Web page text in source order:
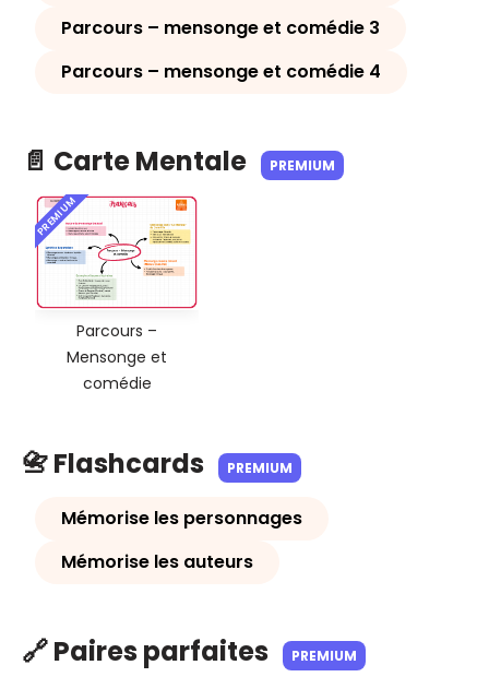
Parcours – mensonge et comédie 3
Parcours – mensonge et comédie 4
📄 Carte Mentale PREMIUM
PREMIUM
Parcours –
Mensonge et
comédie
📇 Flashcards PREMIUM
Mémorise les personnages
Mémorise les auteurs
🔗 Paires parfaites PREMIUM